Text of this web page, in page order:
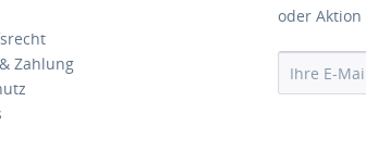
Zahlung
oder